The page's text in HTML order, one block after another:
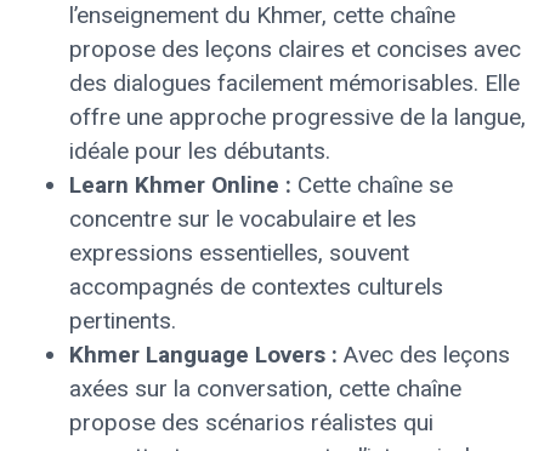
l’enseignement du Khmer, cette chaîne
propose des leçons claires et concises avec
des dialogues facilement mémorisables. Elle
offre une approche progressive de la langue,
idéale pour les débutants.
Learn Khmer Online : Cette chaîne se
concentre sur le vocabulaire et les
expressions essentielles, souvent
accompagnés de contextes culturels
pertinents.
Khmer Language Lovers : Avec des leçons
axées sur la conversation, cette chaîne
propose des scénarios réalistes qui